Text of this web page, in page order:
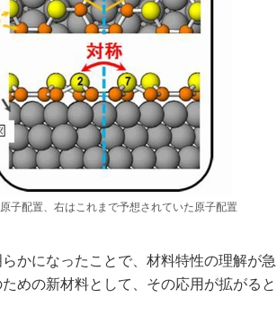
子配置、右はこれまで予想されていた原子配置
かになったことで、材料特性の理解が急
めの新材料として、その応用が拡がると